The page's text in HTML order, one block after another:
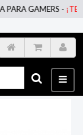
GAMERS -